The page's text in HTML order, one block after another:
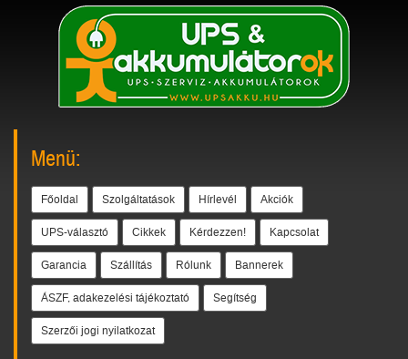
Menü:
Főoldal Szolgáltatások Hírlevél Akciók
UPS-választó Cikkek Kérdezzen! Kapcsolat
Garancia Szállítás Rólunk Bannerek
ÁSZF, adakezelési tájékoztató Segítség
Szerzői jogi nyilatkozat